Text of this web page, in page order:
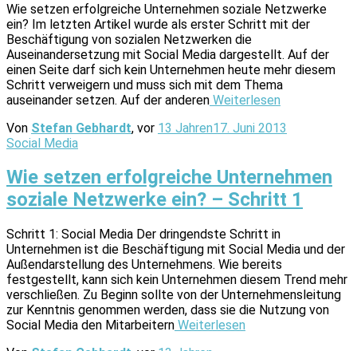
Wie setzen erfolgreiche Unternehmen soziale Netzwerke
ein? Im letzten Artikel wurde als erster Schritt mit der
Beschäftigung von sozialen Netzwerken die
Auseinandersetzung mit Social Media dargestellt. Auf der
einen Seite darf sich kein Unternehmen heute mehr diesem
Schritt verweigern und muss sich mit dem Thema
auseinander setzen. Auf der anderen Weiterlesen
Von Stefan Gebhardt, vor 13 Jahren17. Juni 2013
Social Media
Wie setzen erfolgreiche Unternehmen
soziale Netzwerke ein? – Schritt 1
Schritt 1: Social Media Der dringendste Schritt in
Unternehmen ist die Beschäftigung mit Social Media und der
Außendarstellung des Unternehmens. Wie bereits
festgestellt, kann sich kein Unternehmen diesem Trend mehr
verschließen. Zu Beginn sollte von der Unternehmensleitung
zur Kenntnis genommen werden, dass sie die Nutzung von
Social Media den Mitarbeitern Weiterlesen